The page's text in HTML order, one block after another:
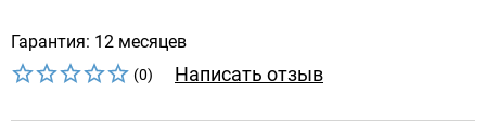
Гарантия: 12 месяцев
(0) Написать отзыв